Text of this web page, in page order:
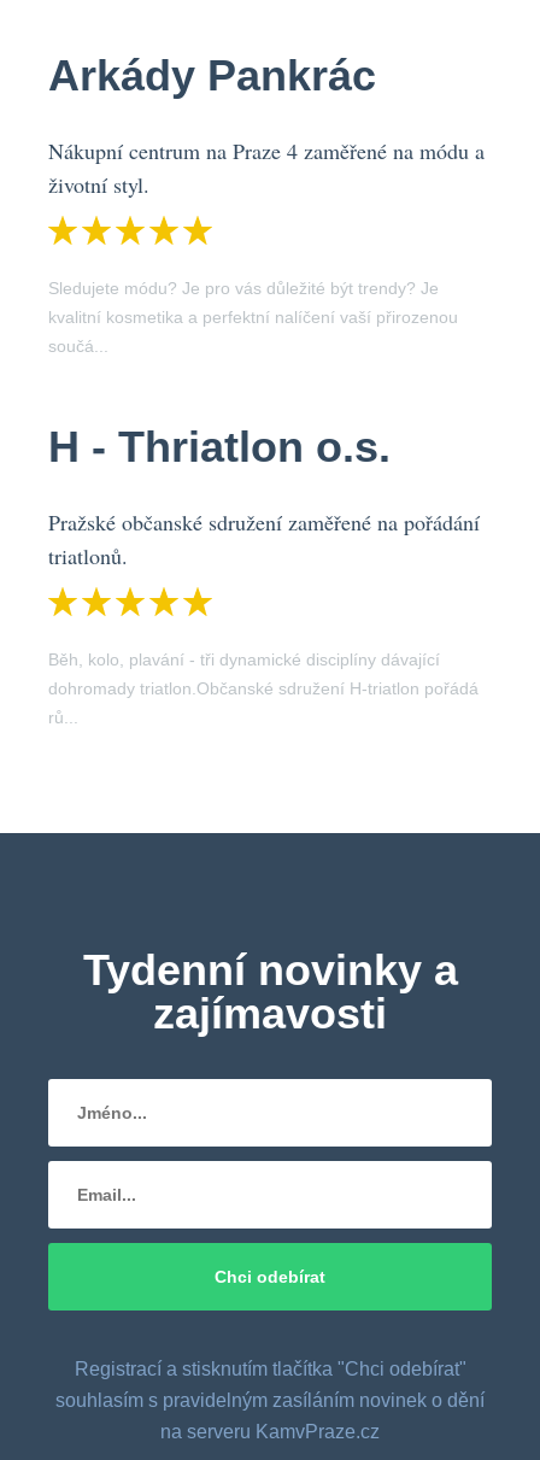
Arkády Pankrác
Nákupní centrum na Praze 4 zaměřené na módu a
životní styl.
Sledujete módu? Je pro vás důležité být trendy? Je
kvalitní kosmetika a perfektní nalíčení vaší přirozenou
součá...
H - Thriatlon o.s.
Pražské občanské sdružení zaměřené na pořádání
triatlonů.
Běh, kolo, plavání - tři dynamické disciplíny dávající
dohromady triatlon.Občanské sdružení H-triatlon pořádá
rů...
Tydenní novinky a
zajímavosti
Registrací a stisknutím tlačítka "Chci odebírat"
souhlasím s pravidelným zasíláním novinek o dění
na serveru KamvPraze.cz